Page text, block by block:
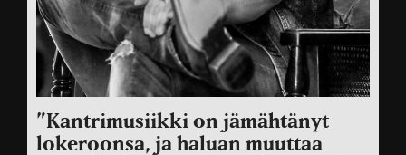
”Kantrimusiikki on jämähtänyt
lokeroonsa, ja haluan muuttaa